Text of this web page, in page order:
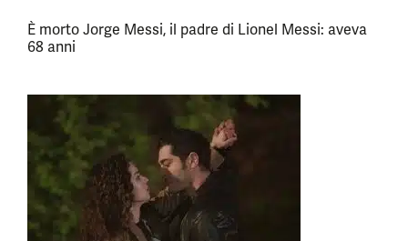
È morto Jorge Messi, il padre di Lionel Messi: aveva
68 anni